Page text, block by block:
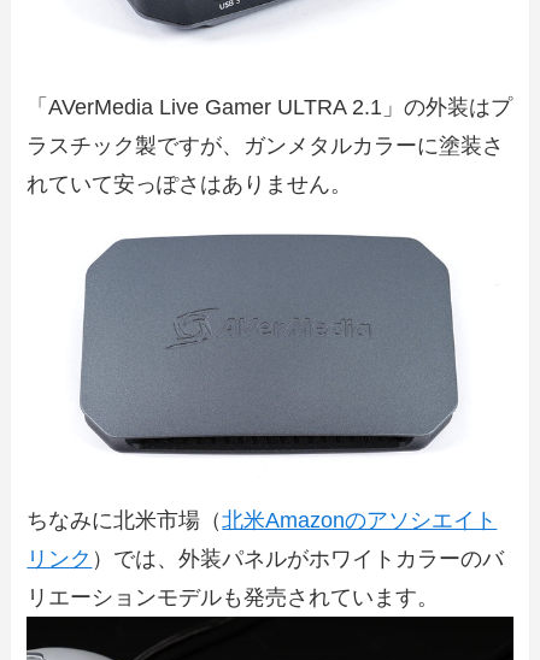
「AVerMedia Live Gamer ULTRA 2.1」の外装はプ
ラスチック製ですが、ガンメタルカラーに塗装さ
れていて安っぽさはありません。
ちなみに北米市場（北米Amazonのアソシエイト
リンク ）では、外装パネルがホワイトカラーのバ
リエーションモデルも発売されています。